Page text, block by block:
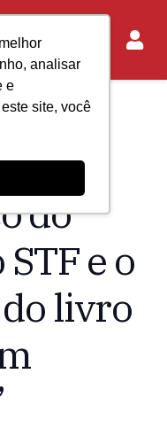
analisar
e
site, você
do
e o
livro